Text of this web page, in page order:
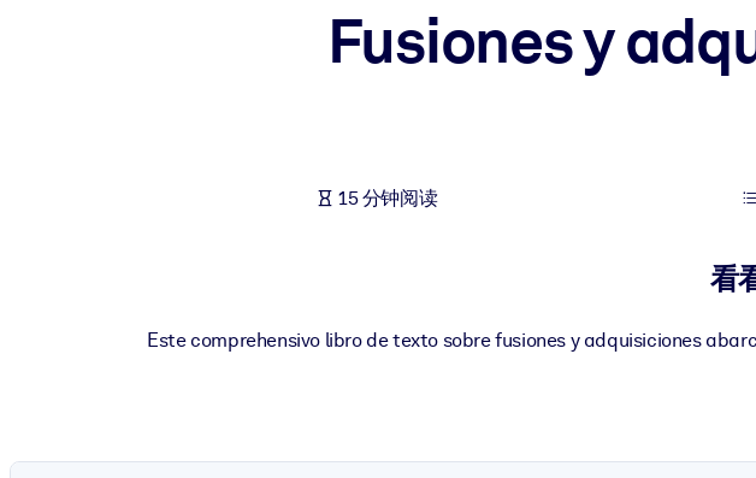
Fusiones y
15 分钟阅读
看
Este comprehensivo libro de texto sobre fusiones y adquisiciones